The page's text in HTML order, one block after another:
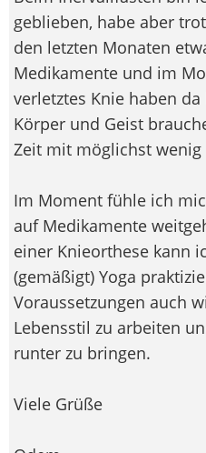
geblieben, habe aber
den letzten Monaten
Medikamente und im
verletztes Knie haben
Körper und Geist
Zeit mit möglichst wenig
Im Moment fühle ich
auf Medikamente
einer Knieorthese kann
(gemäßigt) Yoga
Voraussetzungen auch
Lebensstil zu arbeiten
runter zu bringen.
Viele Grüße